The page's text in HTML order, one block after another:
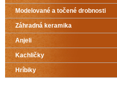
Modelované a točené drobnosti
Záhradná keramika
Anjeli
Kachličky
Hríbiky